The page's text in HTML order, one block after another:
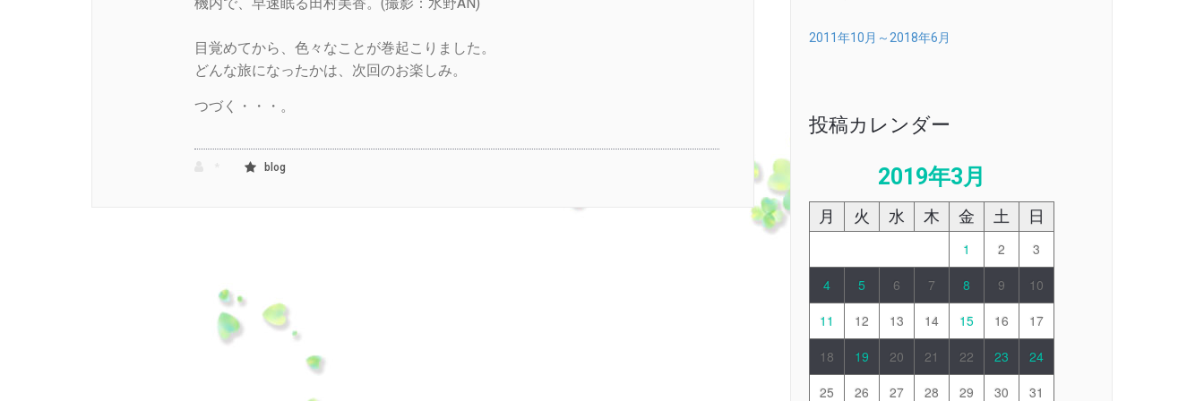
目覚めてから、色々なことが巻起こりました。
どんな旅になったかは、次回のお楽しみ。
つづく・・・。
blog
2011年10月～2018年6月
投稿カレンダー
2019年3月
月 火 水 木 金 土 日
1 2
3
4
5 6 7 8 9
10
11
12 13 14 15 16
17
18
19 20 21 22 23
24
25
26 27 28 29 30 31